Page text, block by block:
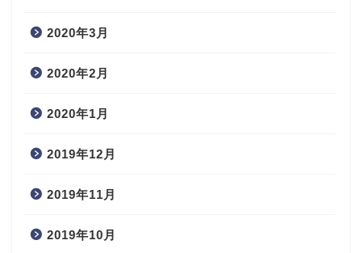
2020年3月
2020年2月
2020年1月
2019年12月
2019年11月
2019年10月